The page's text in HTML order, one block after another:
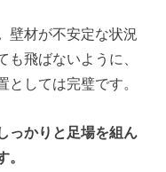
壁材が不安定な状況
飛ばないように、
としては完璧です。
っかりと足場を組ん
。